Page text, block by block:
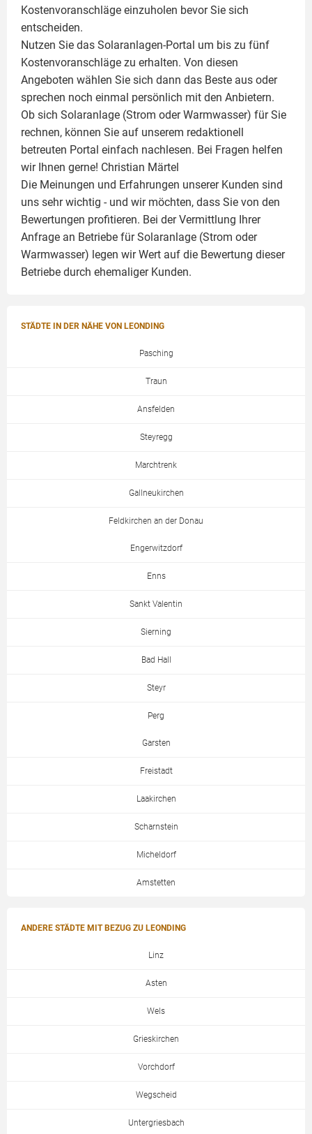
Kostenvoranschläge einzuholen bevor Sie sich
entscheiden.
Nutzen Sie das Solaranlagen-Portal um bis zu fünf
Kostenvoranschläge zu erhalten. Von diesen
Angeboten wählen Sie sich dann das Beste aus oder
sprechen noch einmal persönlich mit den Anbietern.
Ob sich Solaranlage (Strom oder Warmwasser) für Sie
rechnen, können Sie auf unserem redaktionell
betreuten Portal einfach nachlesen. Bei Fragen helfen
wir Ihnen gerne! Christian Märtel
Die Meinungen und Erfahrungen unserer Kunden sind
uns sehr wichtig - und wir möchten, dass Sie von den
Bewertungen profitieren. Bei der Vermittlung Ihrer
Anfrage an Betriebe für Solaranlage (Strom oder
Warmwasser) legen wir Wert auf die Bewertung dieser
Betriebe durch ehemaliger Kunden.
STÄDTE IN DER NÄHE VON LEONDING
Pasching
Traun
Ansfelden
Steyregg
Marchtrenk
Gallneukirchen
Feldkirchen an der Donau
Engerwitzdorf
Enns
Sankt Valentin
Sierning
Bad Hall
Steyr
Perg
Garsten
Freistadt
Laakirchen
Scharnstein
Micheldorf
Amstetten
ANDERE STÄDTE MIT BEZUG ZU LEONDING
Linz
Asten
Wels
Grieskirchen
Vorchdorf
Wegscheid
Untergriesbach